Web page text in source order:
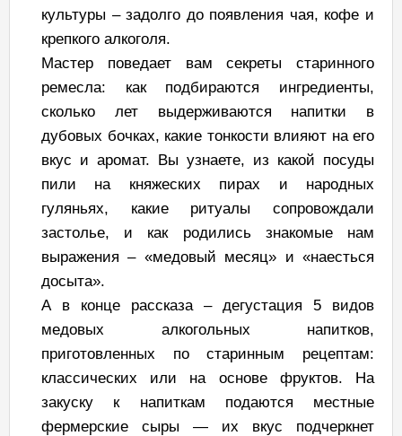
культуры – задолго до появления чая, кофе и
крепкого алкоголя.
Мастер поведает вам секреты старинного
ремесла: как подбираются ингредиенты,
сколько лет выдерживаются напитки в
дубовых бочках, какие тонкости влияют на его
вкус и аромат. Вы узнаете, из какой посуды
пили на княжеских пирах и народных
гуляньях, какие ритуалы сопровождали
застолье, и как родились знакомые нам
выражения – «медовый месяц» и «наесться
досыта».
А в конце рассказа – дегустация 5 видов
медовых алкогольных напитков,
приготовленных по старинным рецептам:
классических или на основе фруктов. На
закуску к напиткам подаются местные
фермерские сыры — их вкус подчеркнет